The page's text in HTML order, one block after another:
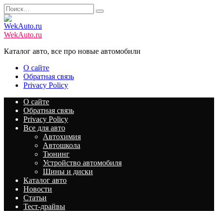
Перейти
к
содержанию
Search
for:
WekAuto.ru
Каталог авто, все про новые автомобили
О сайте
Обратная связь
Privacy Policy
О сайте
Обратная связь
Privacy Policy
Все для авто
Автохимия
Автошкола
Тюнинг
Устройство автомобиля
Шины и диски
Каталог авто
Новости
Статьи
Тест-драйвы